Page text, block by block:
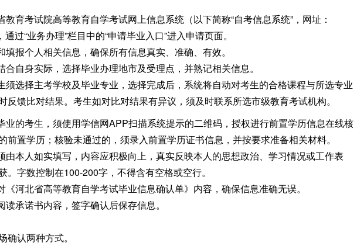
育考试院高等教育自学考试网上信息系统（以下简称“自考信息系统”，网址：
通过“业务办理”栏目中的“申请毕业入口”进入申请页面。
报个人相关信息，确保所有信息真实、准确、有效。
自身实际，选择毕业办理地市及受理点，并熟记相关信息。
须选择主考学校及毕业专业，选择完成后，系统将自动对考生的合格课程与所选专业
反馈比对结果。考生如对比对结果有异议，须及时联系所选市级教育考试机构。
业的考生，须使用学信网APP扫描系统提示的二维码，授权进行前置学历信息在线核
前置学历；核验未通过的，须录入前置学历证书信息，并按要求准备相关材料。
由本人如实填写，内容应积极向上，真实反映本人的思想政治、学习情况或工作表
。字数控制在100-200字，不得含有空格或空行。
河北省高等教育自学考试毕业信息确认单》内容，确保信息准确无误。
承诺书内容，签字确认后保存信息。
认两种方式。